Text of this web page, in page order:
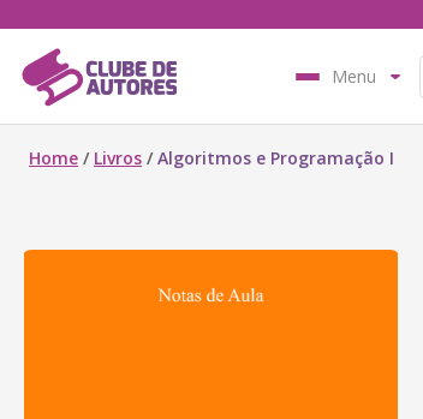
Menu
Home / Livros /Algoritmos e Programação I